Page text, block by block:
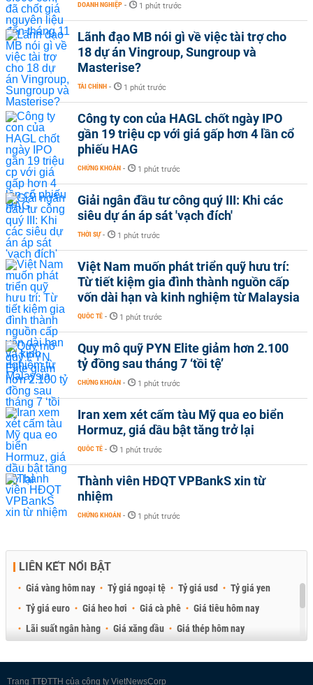
DOANH NGHIỆP - 1 phút trước
Lãnh đạo MB nói gì về việc tài trợ cho
18 dự án Vingroup, Sungroup và
Masterise?
TÀI CHÍNH - 1 phút trước
Công ty con của HAGL chốt ngày IPO
gần 19 triệu cp với giá gấp hơn 4 lần cổ
phiếu HAG
CHỨNG KHOÁN - 1 phút trước
Giải ngân đầu tư công quý III: Khi các
siêu dự án áp sát 'vạch đích'
THỜI SỰ - 1 phút trước
Việt Nam muốn phát triển quỹ hưu trí:
Từ tiết kiệm gia đình thành nguồn cấp
vốn dài hạn và kinh nghiệm từ Malaysia
QUỐC TẾ - 1 phút trước
Quy mô quỹ PYN Elite giảm hơn 2.100
tỷ đồng sau tháng 7 ‘tồi tệ’
CHỨNG KHOÁN - 1 phút trước
Iran xem xét cấm tàu Mỹ qua eo biển
Hormuz, giá dầu bật tăng trở lại
QUỐC TẾ - 1 phút trước
Thành viên HĐQT VPBankS xin từ
nhiệm
CHỨNG KHOÁN - 1 phút trước
LIÊN KẾT NỔI BẬT
Giá vàng hôm nay Tỷ giá ngoại tệ Tỷ giá usd
Tỷ giá yen
Tỷ giá euro
Giá heo hơi Giá cà phê
Giá tiêu hôm nay
Lãi suất ngân hàng
Giá xăng dầu
Giá thép hôm nay
Trang TTĐTTH của công ty VietNewsCorp